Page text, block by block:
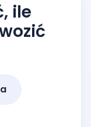
ile